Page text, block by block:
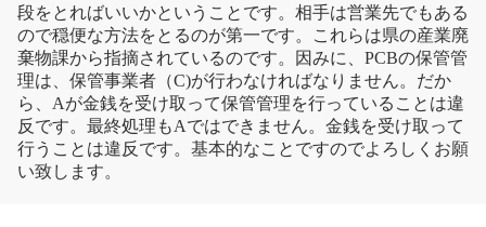
段をとればいいかということです。相手は営業先でもある
ので穏便な方法をとるのが第一です。これらは県の産業廃
棄物課から指摘されているのです。因みに、PCBの保管管
理は、保管事業者（C)が行わなければなりません。だか
ら、Aが金銭を受け取って保管管理を行っていることは違
反です。最終処理もAではできません。金銭を受け取って
行うことは違反です。基本的なことですのでよろしくお願
い致します。